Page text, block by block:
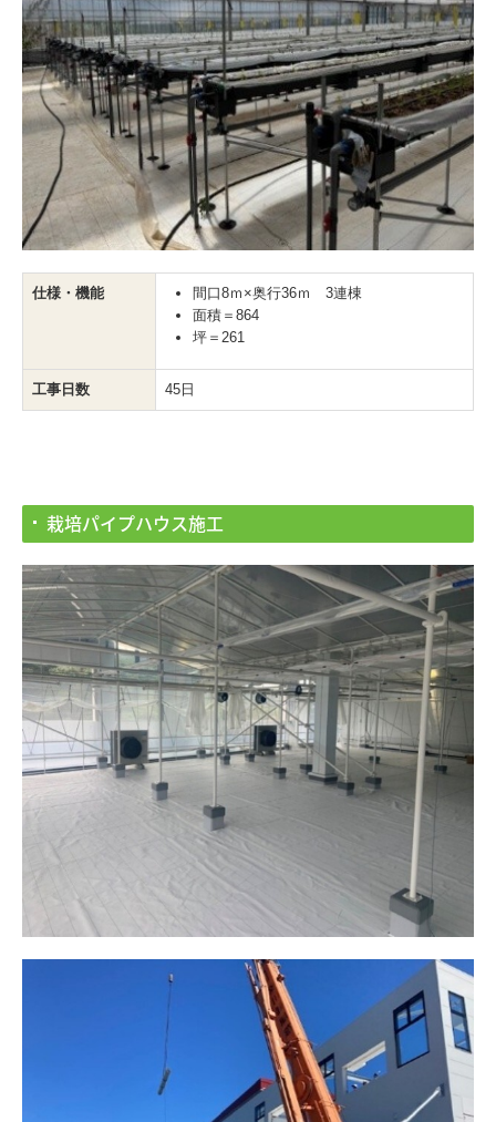
仕様・機能
間口8ｍ×奥行36ｍ 3連棟
面積＝864
坪＝261
工事日数 45日
栽培パイプハウス施工